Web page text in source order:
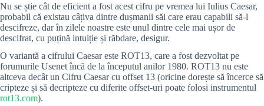
Nu se știe cât de eficient a fost acest cifru pe vremea lui Iulius Caesar,
probabil că existau câțiva dintre dușmanii săi care erau capabili să-l
descifreze, dar în zilele noastre este unul dintre cele mai ușor de
descifrat, cu puțină intuiție și răbdare, desigur.
O variantă a cifrului Caesar este ROT13, care a fost dezvoltat pe
forumurile Usenet încă de la începutul anilor 1980. ROT13 nu este
altceva decât un Cifru Caesar cu offset 13 (oricine dorește să încerce să
cripteze și să decripteze cu diferite offset-uri poate folosi instrumentul
rot13.com).